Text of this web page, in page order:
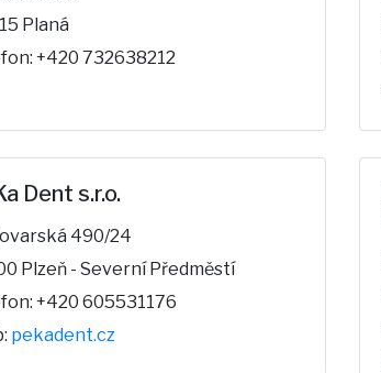
Planá
+420 732638212
Dent s.r.o.
490/24
Plzeň - Severní Předměstí
+420 605531176
pekadent.cz